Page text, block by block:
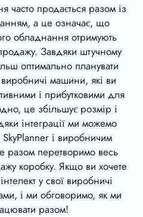
часто продається разом із
а це означає, що
обладнання отримують
Завдяки штучному
оптимально планувати
машини, які ви
і прибутковими для
це збільшує розмір і
інтеграції ми можемо
і виробничим
разом перетворимо весь
коробку. Якщо ви хочете
у свої виробничі
і ми обговоримо, як ми
разом!